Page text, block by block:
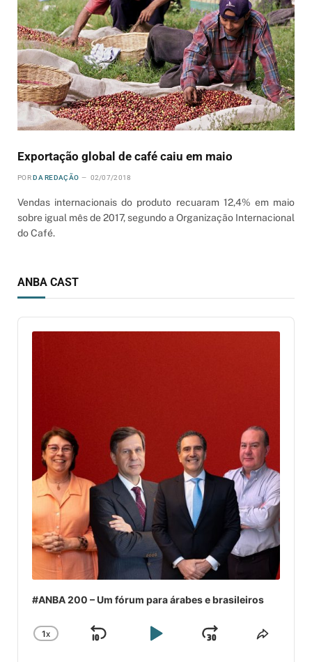
Exportação global de café caiu em maio
POR DA REDAÇÃO 02/07/2018
Vendas internacionais do produto recuaram 12,4% em maio
sobre igual mês de 2017, segundo a Organização Internacional
do Café.
ANBA CAST
Audio
Player
#ANBA 200 – Um fórum para árabes e brasileiros
CHANGE
1X
SKIP
PLAYJUMP